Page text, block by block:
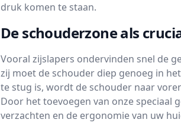
druk komen te staan.
De schouderzone als
Vooral zijslapers ondervinden snel de
zij moet de schouder diep genoeg in
te stug is, wordt de schouder naar
Door het toevoegen van onze speciaal
verzachten en de ergonomie van uw